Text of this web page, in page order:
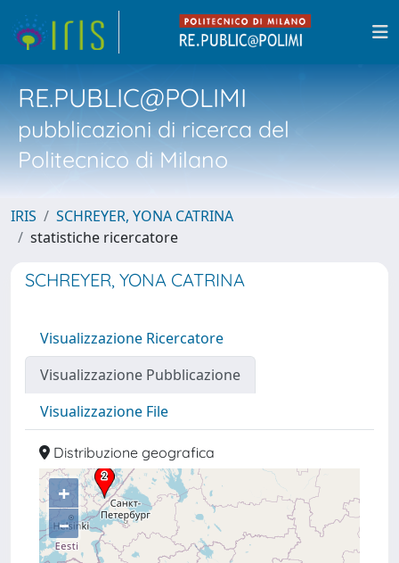
RE.PUBLIC@POLIMI
pubblicazioni di ricerca del
Politecnico di Milano
IRIS
SCHREYER, YONA CATRINA
statistiche ricercatore
SCHREYER, YONA CATRINA
Visualizzazione Ricercatore
Visualizzazione Pubblicazione
Visualizzazione File
Distribuzione geografica
+
–